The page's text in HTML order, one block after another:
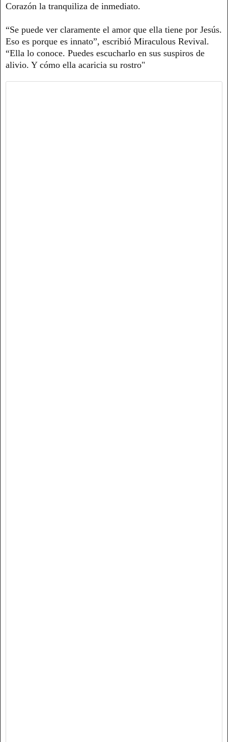
Corazón la tranquiliza de inmediato.
“Se puede ver claramente el amor que ella tiene por Jesús.
Eso es porque es innato”, escribió Miraculous Revival.
“Ella lo conoce. Puedes escucharlo en sus suspiros de
alivio. Y cómo ella acaricia su rostro"